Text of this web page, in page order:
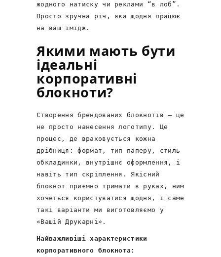
жодного натиску чи реклами “в лоб”.
Просто зручна річ, яка щодня працює
на ваш імідж.
Якими мають бути
ідеальні
корпоративні
блокноти?
Створення брендованих блокнотів – це
не просто нанесення логотипу. Це
процес, де враховується кожна
дрібниця: формат, тип паперу, стиль
обкладинки, внутрішнє оформлення, і
навіть тип скріплення. Якісний
блокнот приємно тримати в руках, ним
хочеться користуватися щодня, і саме
такі варіанти ми виготовляємо у
«Вашій Друкарні».
Найважливіші характеристики
корпоративного блокнота: